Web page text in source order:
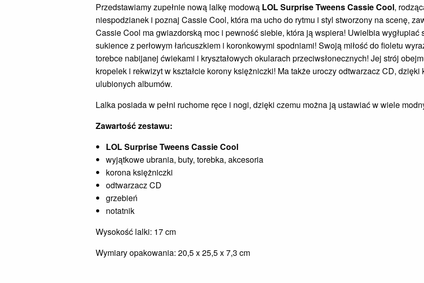
Przedstawiamy zupełnie nową lalkę modową LOL Surprise Tweens Cassie Cool,
niespodzianek i poznaj Cassie Cool, która ma ucho do rytmu i styl stworzony na scenę,
Cassie Cool ma gwiazdorską moc i pewność siebie, która ją wspiera! Uwielbia
sukience z perłowym łańcuszkiem i koronkowymi spodniami! Swoją miłość do fioletu
torebce nabijanej ćwiekami i kryształowych okularach przeciwsłonecznych! Jej strój
kropelek i rekwizyt w kształcie korony księżniczki! Ma także uroczy odtwarzacz CD,
ulubionych albumów.
Lalka posiada w pełni ruchome ręce i nogi, dzięki czemu można ją ustawiać w wiele
Zawartość zestawu:
LOL Surprise Tweens Cassie Cool
wyjątkowe ubrania, buty, torebka, akcesoria
korona księżniczki
odtwarzacz CD
grzebień
notatnik
Wysokość lalki: 17 cm
Wymiary opakowania: 20,5 x 25,5 x 7,3 cm